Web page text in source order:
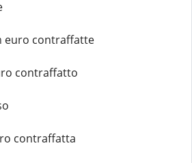
euro contraffatte
contraffatto
contraffatta